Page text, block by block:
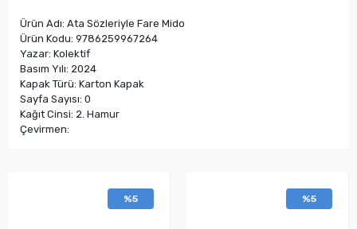
Ürün Adı: Ata Sözleriyle Fare Mido
Ürün Kodu: 9786259967264
Yazar: Kolektif
Basım Yılı: 2024
Kapak Türü: Karton Kapak
Sayfa Sayısı: 0
Kağıt Cinsi: 2. Hamur
Çevirmen:
%5 %5